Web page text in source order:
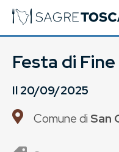
Festa di
Il20/09/2025
Comune diSan